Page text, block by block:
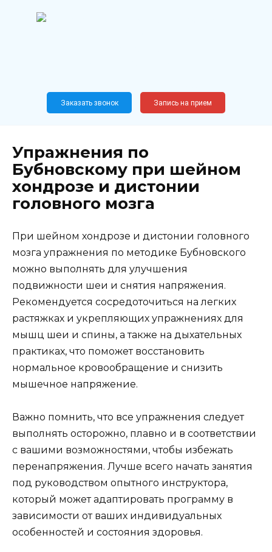
Новослободская, 62, к12
Заказать звонок Запись на прием
Упражнения по
Бубновскому при шейном
хондрозе и дистонии
головного мозга
При шейном хондрозе и дистонии головного
мозга упражнения по методике Бубновского
можно выполнять для улучшения
подвижности шеи и снятия напряжения.
Рекомендуется сосредоточиться на легких
растяжках и укрепляющих упражнениях для
мышц шеи и спины, а также на дыхательных
практиках, что поможет восстановить
нормальное кровообращение и снизить
мышечное напряжение.
Важно помнить, что все упражнения следует
выполнять осторожно, плавно и в соответствии
с вашими возможностями, чтобы избежать
перенапряжения. Лучше всего начать занятия
под руководством опытного инструктора,
который может адаптировать программу в
зависимости от ваших индивидуальных
особенностей и состояния здоровья.